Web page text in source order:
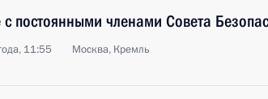
постоянными членами Совета
11:55 Москва, Кремль